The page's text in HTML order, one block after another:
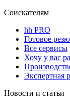
Соискателям
hh PRO
Готовое
Все сервисы
Хочу у вас
Экспертная
Новости и статьи